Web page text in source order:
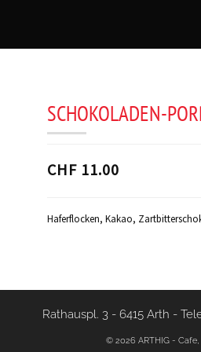
SCHOKOLADEN-
CHF 11.00
Haferflocken, Kakao,
Rathauspl. 3 - 6415 Arth -
© 2026 ARTHIG -